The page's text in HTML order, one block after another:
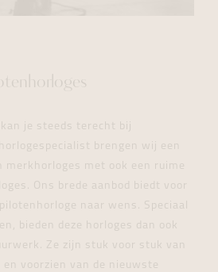
je steeds terecht bij
brengen wij een
met ook een ruime
Ons brede aanbod biedt voor
naar wens. Speciaal
bieden deze horloges dan ook
Ze zijn stuk voor stuk van
voorzien van de nieuwste